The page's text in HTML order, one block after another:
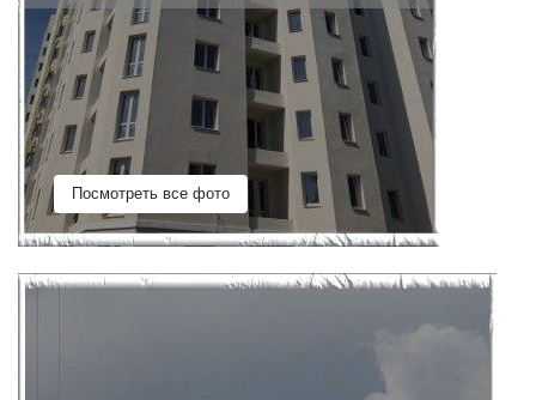
Посмотреть все фото